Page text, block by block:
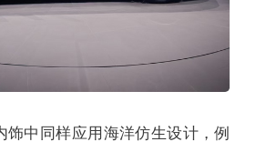
饰中同样应用海洋仿生设计，例